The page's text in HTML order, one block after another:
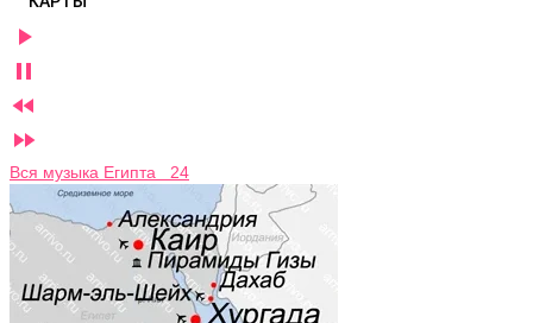




Вся музыка Египта 24